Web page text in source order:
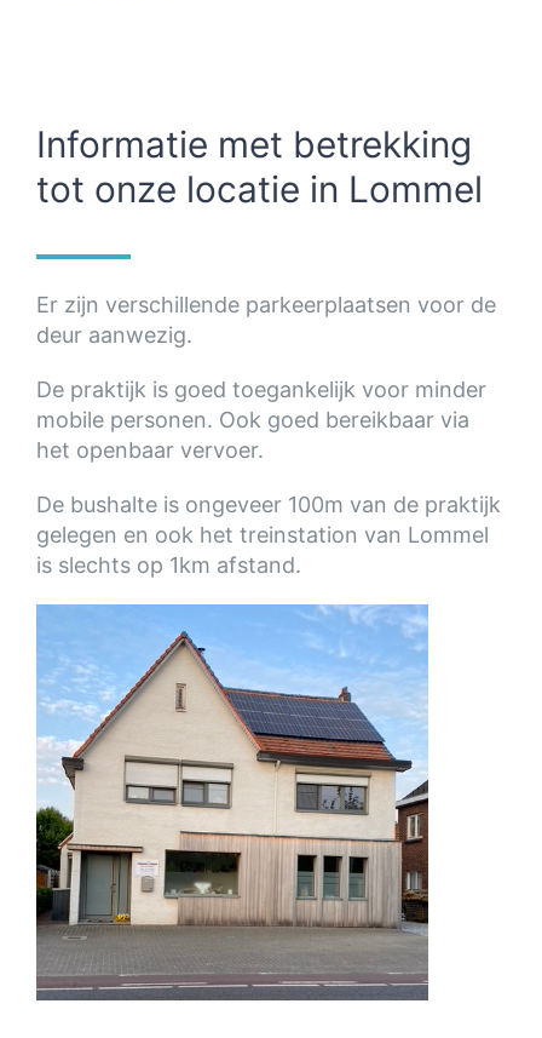
Informatie met betrekking
tot onze locatie in Lommel
Er zijn verschillende parkeerplaatsen voor de
deur aanwezig.
De praktijk is goed toegankelijk voor minder
mobile personen. Ook goed bereikbaar via
het openbaar vervoer.
De bushalte is ongeveer 100m van de praktijk
gelegen en ook het treinstation van Lommel
is slechts op 1km afstand.